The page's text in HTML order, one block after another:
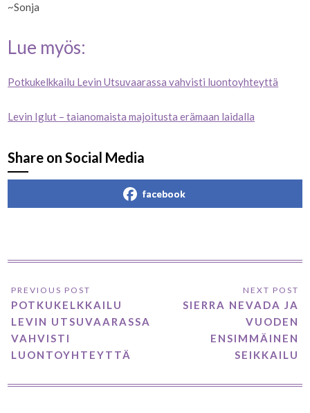
~Sonja
Lue myös:
Potkukelkkailu Levin Utsuvaarassa vahvisti luontoyhteyttä
Levin Iglut – taianomaista majoitusta erämaan laidalla
Share on Social Media
facebook
POTKUKELKKAILU
LEVIN UTSUVAARASSA
VAHVISTI
LUONTOYHTEYTTÄ
SIERRA NEVADA JA
VUODEN
ENSIMMÄINEN
SEIKKAILU